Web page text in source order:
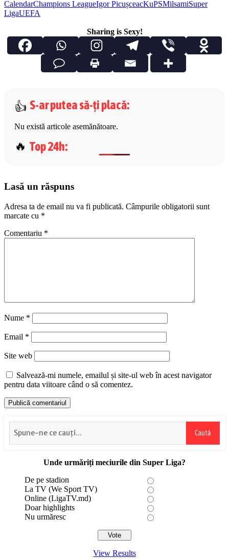
CalendarChampions LeagueIgor PicușceacKuPSMilsamiSuper
LigaUEFA
Sharing is Sexy!
S-ar putea să-ți placă:
Nu există articole asemănătoare.
Top 24h:
Lasă un răspuns
Adresa ta de email nu va fi publicată. Câmpurile obligatorii sunt
marcate cu *
Comentariu *
Nume *
Email *
Site web
Salvează-mi numele, emailul și site-ul web în acest navigator
pentru data viitoare când o să comentez.
Caută
Unde urmăriți meciurile din Super Liga?
De pe stadion
La TV (We Sport TV)
Online (LigaTV.md)
Doar highlights
Nu urmăresc
View Results